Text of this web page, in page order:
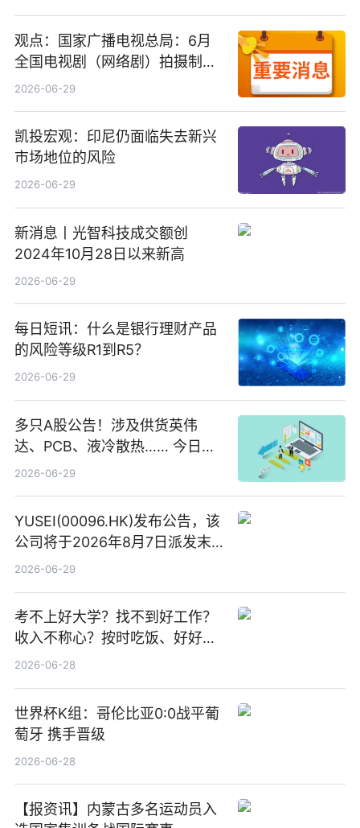
观点：国家广播电视总局：6月
全国电视剧（网络剧）拍摄制作
备案公示剧目197部
2026-06-29
凯投宏观：印尼仍面临失去新兴
市场地位的风险
2026-06-29
新消息丨光智科技成交额创
2024年10月28日以来新高
2026-06-29
每日短讯：什么是银行理财产品
的风险等级R1到R5？
2026-06-29
多只A股公告！涉及供货英伟
达、PCB、液冷散热…… 今日快
讯
2026-06-29
YUSEI(00096.HK)发布公告，该
公司将于2026年8月7日派发末
期股息每股人民币0.013元 每日
2026-06-29
考不上好大学？找不到好工作？
收入不称心？按时吃饭、好好睡
觉
2026-06-28
世界杯K组：哥伦比亚0:0战平葡
萄牙 携手晋级
2026-06-28
【报资讯】内蒙古多名运动员入